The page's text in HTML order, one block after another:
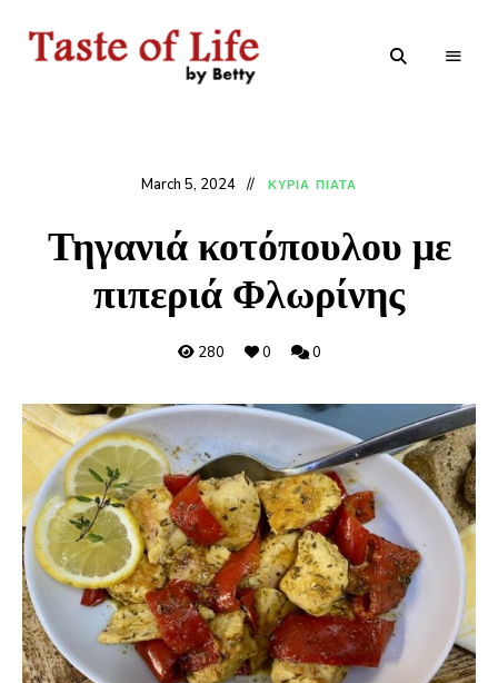
March 5, 2024 ΚΥΡΙΑ ΠΙΑΤΑ
Τηγανιά κοτόπουλου με
πιπεριά Φλωρίνης
280 0 0